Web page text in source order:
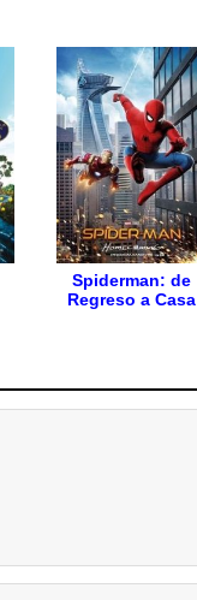
Spiderman: de
Regreso a Casa